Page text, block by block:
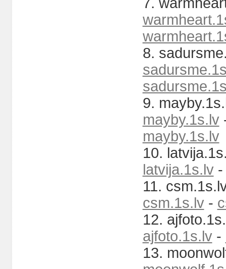
8.
9.
mayby.1s.lv
mayby.1s.lv
10.
latvija.1s.lv
11.
csm.1s.lv-
12.
ajfoto.1s.lv-
13.